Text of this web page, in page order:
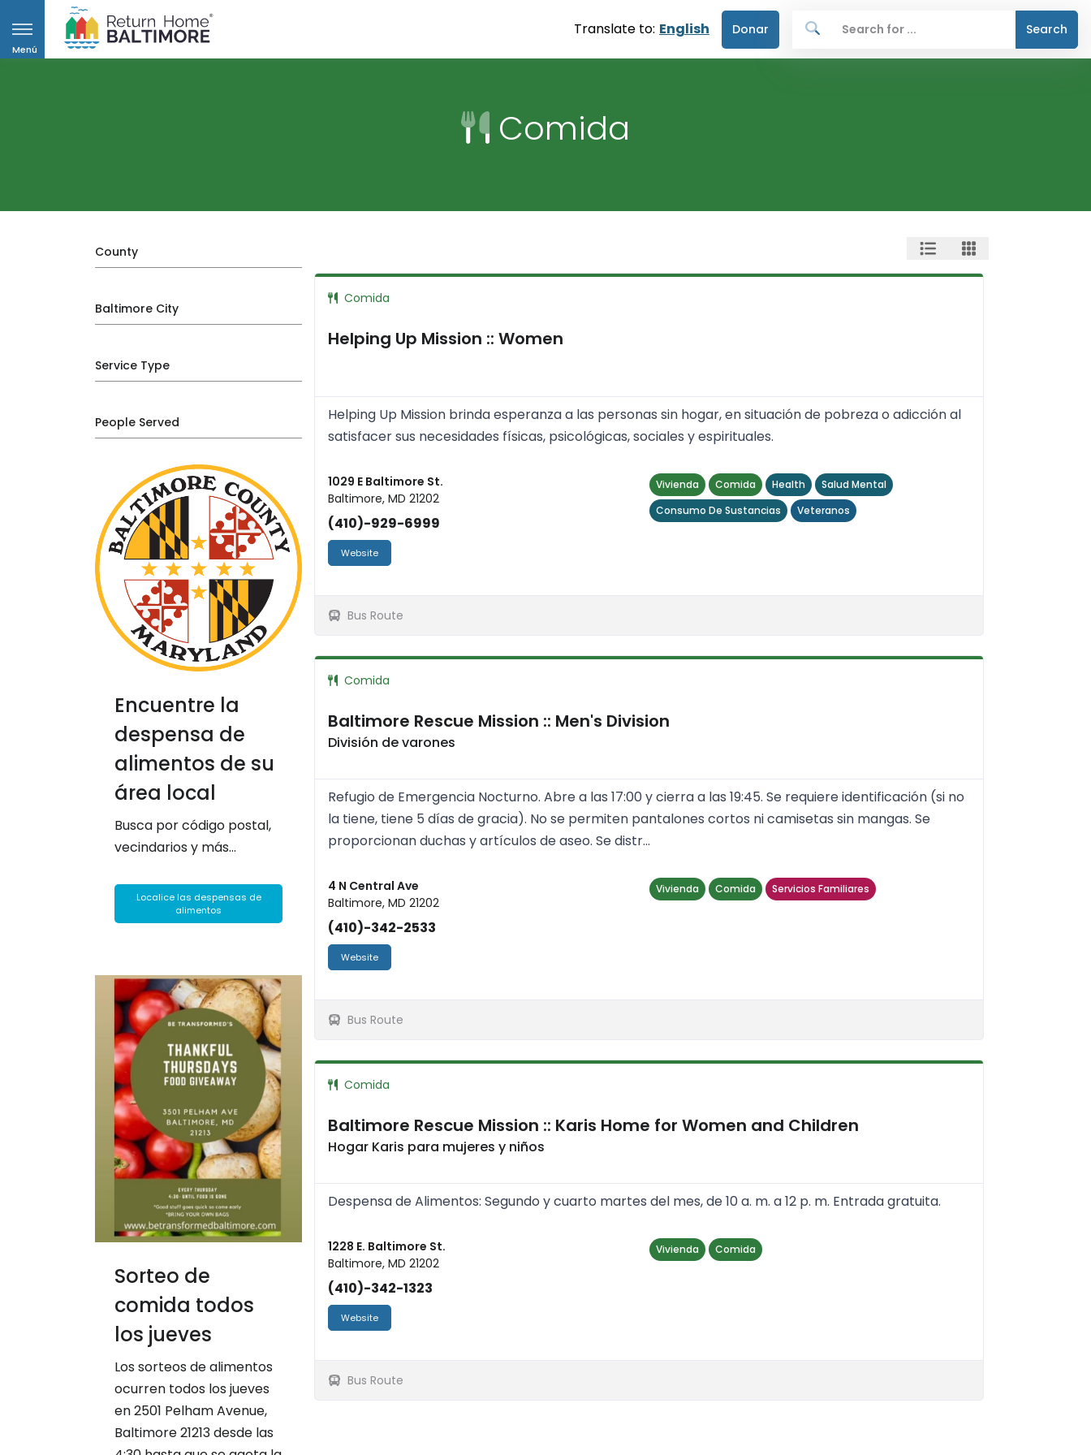
Menú
Translate to: English Donar Search
Comida
County
Baltimore City
Service Type
People Served
Encuentre la
despensa de
alimentos de su
área local
Busca por código postal,
vecindarios y más...
Localice las despensas de
alimentos
Sorteo de
comida todos
los jueves
Los sorteos de alimentos
ocurren todos los jueves
en 2501 Pelham Avenue,
Baltimore 21213 desde las
Comida
Helping Up Mission :: Women
Helping Up Mission brinda esperanza a las personas sin hogar, en situación de pobreza o adicción al
satisfacer sus necesidades físicas, psicológicas, sociales y espirituales.
1029 E Baltimore St.
Baltimore, MD 21202
(410)-929-6999
Website
Vivienda Comida Health
Salud Mental
Consumo De Sustancias
Veteranos
Bus Route
Comida
Baltimore Rescue Mission :: Men's Division
División de varones
Refugio de Emergencia Nocturno. Abre a las 17:00 y cierra a las 19:45. Se requiere identificación (si no
la tiene, tiene 5 días de gracia). No se permiten pantalones cortos ni camisetas sin mangas. Se
proporcionan duchas y artículos de aseo. Se distr...
4 N Central Ave
Baltimore, MD 21202
(410)-342-2533
Website
Vivienda Comida Servicios Familiares
Bus Route
Comida
Baltimore Rescue Mission :: Karis Home for Women and Children
Hogar Karis para mujeres y niños
Despensa de Alimentos: Segundo y cuarto martes del mes, de 10 a. m. a 12 p. m. Entrada gratuita.
1228 E. Baltimore St.
Baltimore, MD 21202
(410)-342-1323
Website
Vivienda Comida
Bus Route